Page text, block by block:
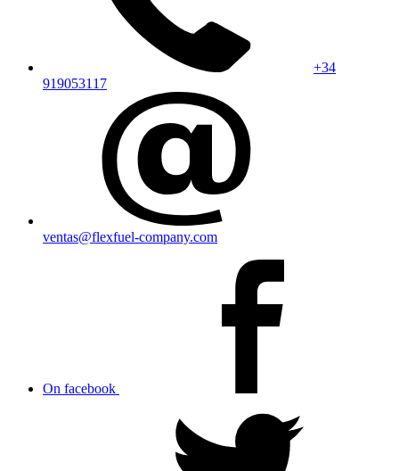
+34
919053117
ventas@flexfuel-company.com
On facebook